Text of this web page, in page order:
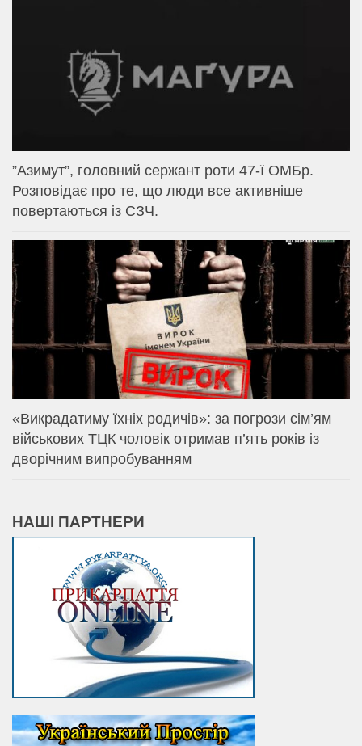
⁨”Азимут”, головний сержант роти 47-ї ОМБр.
Розповідає про те, що люди все активніше
повертаються із СЗЧ.
«Викрадатиму їхніх родичів»: за погрози сім’ям
військових ТЦК чоловік отримав п’ять років із
дворічним випробуванням
НАШІ ПАРТНЕРИ